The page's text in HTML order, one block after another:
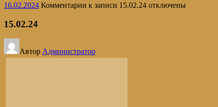
16.02.2024 Комментарии к записи 15.02.24 отключены
15.02.24
Автор Администратор